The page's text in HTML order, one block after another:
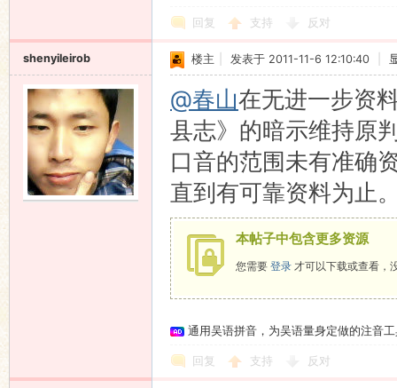
回复 支持 反对
shenyileirob 楼主 发表于 2011-11-6 12:10:40
@春山在无进一步资
县志》的暗示维持原
口音的范围未有准确
直到有可靠资料为止
本帖子中包含更多资源
您需要 登录 才可以下载或查看，
通用吴语拼音，为吴语量身定做的注音
回复 支持 反对